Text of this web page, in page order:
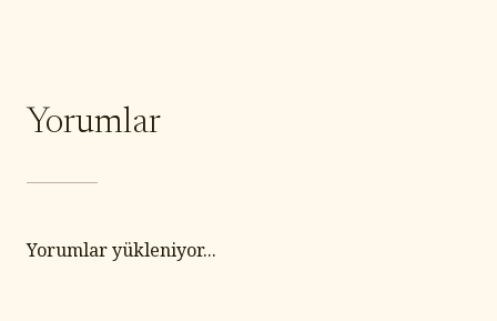
Yorumlar
Yorumlar yükleniyor...